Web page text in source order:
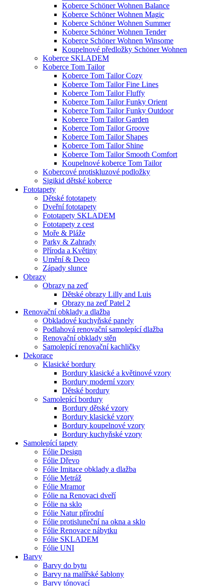
Koberce Schöner Wohnen Balance
Koberce Schöner Wohnen Magic
Koberce Schöner Wohnen Summer
Koberce Schöner Wohnen Tender
Koberce Schöner Wohnen Winsome
Koupelnové předložky Schöner Wohnen
Koberce SKLADEM
Koberce Tom Tailor
Koberce Tom Tailor Cozy
Koberce Tom Tailor Fine Lines
Koberce Tom Tailor Fluffy
Koberce Tom Tailor Funky Orient
Koberce Tom Tailor Funky Outdoor
Koberce Tom Tailor Garden
Koberce Tom Tailor Groove
Koberce Tom Tailor Shapes
Koberce Tom Tailor Shine
Koberce Tom Tailor Smooth Comfort
Koupelnové koberce Tom Tailor
Kobercové protiskluzové podložky
Sigikid dětské koberce
Fototapety
Dětské fototapety
Dveřní fototapety
Fototapety SKLADEM
Fototapety z cest
Moře & Pláže
Parky & Zahrady
Příroda a Květiny
Umění & Deco
Západy slunce
Obrazy
Obrazy na zeď
Dětské obrazy Lilly and Luis
Obrazy na zeď Patel 2
Renovační obklady a dlažba
Obkladové kuchyňské panely
Podlahová renovační samolepící dlažba
Renovační obklady stěn
Samolepící renovační kachličky
Dekorace
Klasické bordury
Bordury klasické a květinové vzory
Bordury moderní vzory
Dětské bordury
Samolepící bordury
Bordury dětské vzory
Bordury klasické vzory
Bordury koupelnové vzory
Bordury kuchyňské vzory
Samolepící tapety
Fólie Design
Fólie Dřevo
Fólie Imitace obklady a dlažba
Fólie Metráž
Fólie Mramor
Fólie na Renovaci dveří
Fólie na sklo
Fólie Natur přírodní
Fólie protisluneční na okna a sklo
Fólie Renovace nábytku
Fólie SKLADEM
Fólie UNI
Barvy
Barvy do bytu
Barvy na malířské šablony
Barvy tónovací